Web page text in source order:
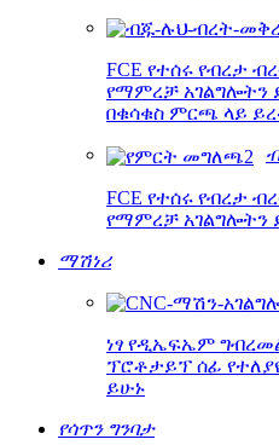
FCE የተሰሩ የብረታ
የማምረቻ አገልግሎትን
በቁሳቁስ ምርጫ ላይ
FCE የተሰሩ የብረታ
የማምረቻ አገልግሎትን
ማሽነሪ
ነፃ የዲኤፍኤም
ፕሮቶታይፕ ሰፊ
ይሁኑ
የሳጥን ግንባታ